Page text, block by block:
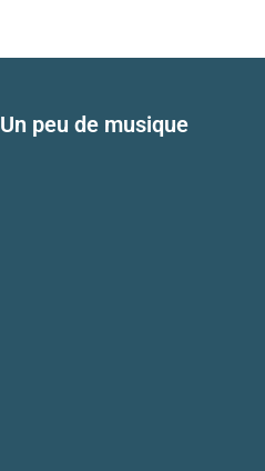
Un peu de musique